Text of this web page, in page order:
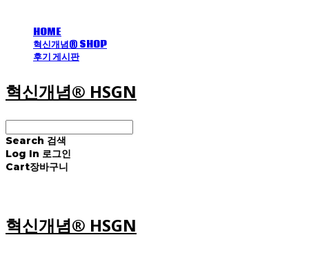
HOME
혁신개념® SHOP
후기 게시판
혁신개념® HSGN
Search 검색
Log In 로그인
Cart장바구니
혁신개념® HSGN